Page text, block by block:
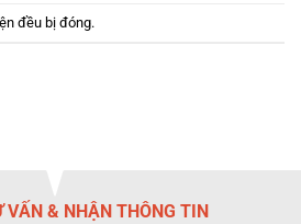
đều bị đóng.
& NHẬN THÔNG TIN